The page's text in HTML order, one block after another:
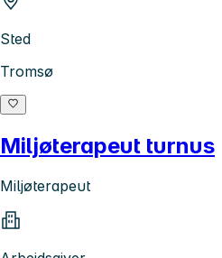
Sted
Tromsø
Miljøterapeut turnus
Miljøterapeut